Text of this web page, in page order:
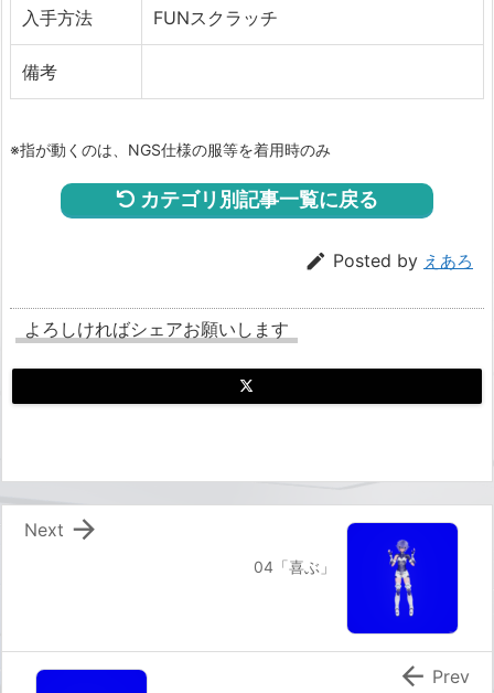
入手方法 FUNスクラッチ
備考
※指が動くのは、NGS仕様の服等を着用時のみ
カテゴリ別記事一覧に戻る
 Posted by えあろ
よろしければシェアお願いします
04「喜ぶ」

Next
 Prev